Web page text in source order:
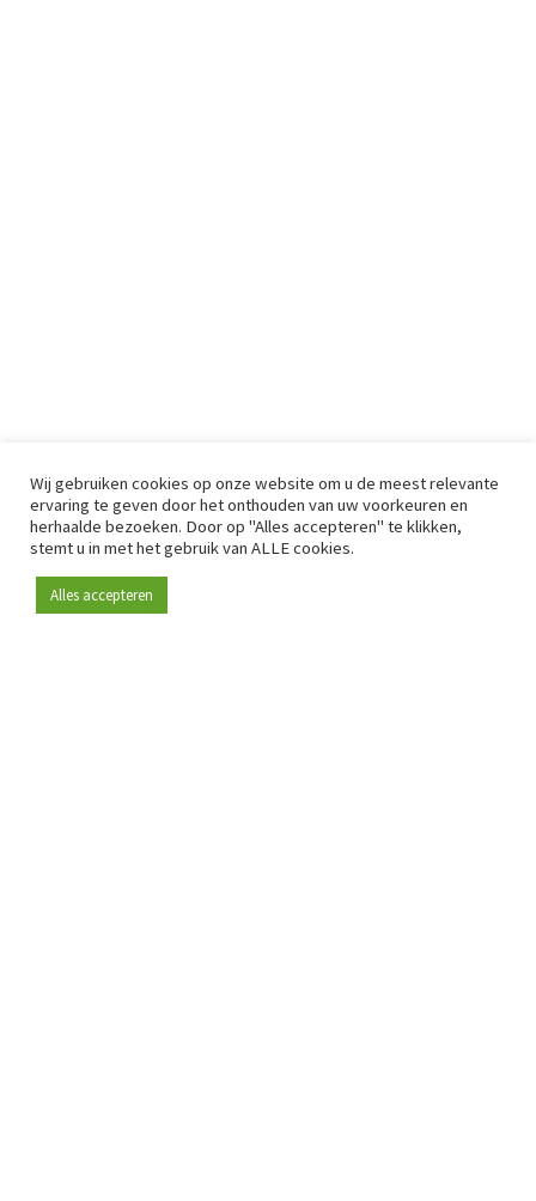
Wij gebruiken cookies op onze website om u de meest relevante
ervaring te geven door het onthouden van uw voorkeuren en
herhaalde bezoeken. Door op "Alles accepteren" te klikken,
stemt u in met het gebruik van ALLE cookies.
Alles accepteren